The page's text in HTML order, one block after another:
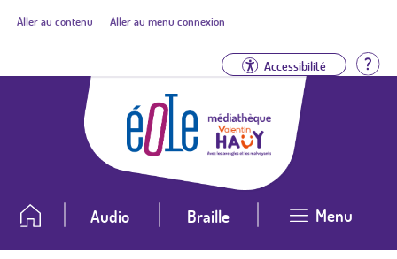
Aller au contenu Aller au menu connexion
Accessibilité
Audio Braille Menu